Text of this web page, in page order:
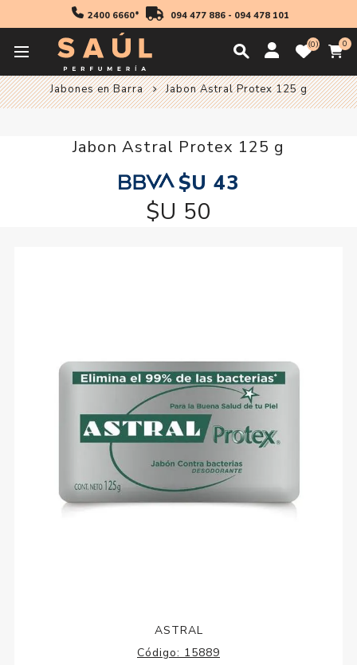
2400 6660* 094 477 886- 094 478 101
0 0
Inicio Higiene
Jabones en Barra
Jabon Astral Protex 125 g
Jabon Astral Protex 125 g
$U 43
$U 50
ASTRAL
Código: 15889